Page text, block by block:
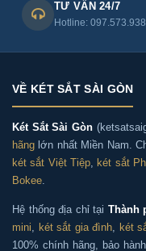
Quận Bình Tân, Quận
+ Các huyện: Hóc
Giờ
Phân phối Két
chính hãng tại Hà
TƯ VẤN 24/7
Hotline:
VỀ KÉT SẮT SÀI GÒN
Két Sắt Sài Gòn
hãng lớn nhất Miền Nam.
két sắt Việt Tiệp két sắt
Bokee
Hệ thống địa chỉ tại Thành
mini
két sắt gia đình két
100% chính hãng, bảo